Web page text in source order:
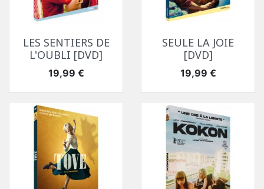
LES SENTIERS DE
L'OUBLI [DVD]
Prix
19,99 €
SEULE LA JOIE
[DVD]
Prix
19,99 €